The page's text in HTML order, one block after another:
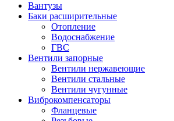
Вантузы
Баки расширительные
Отопление
Водоснабжение
ГВС
Вентили запорные
Вентили нержавеющие
Вентили стальные
Вентили чугунные
Виброкомпенсаторы
Фланцевые